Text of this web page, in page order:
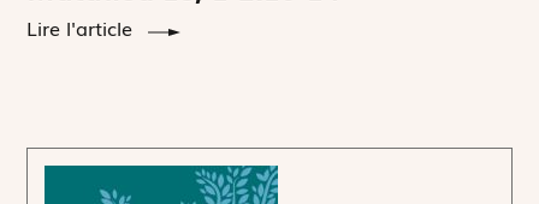
Lire l'article